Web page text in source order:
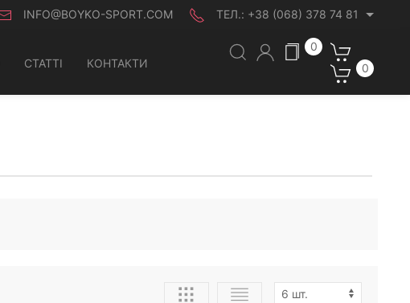
INFO@BOYKO-SPORT.COM ТЕЛ.: +38 (068) 378 74 81
СТАТТІ КОНТАКТИ
0
0